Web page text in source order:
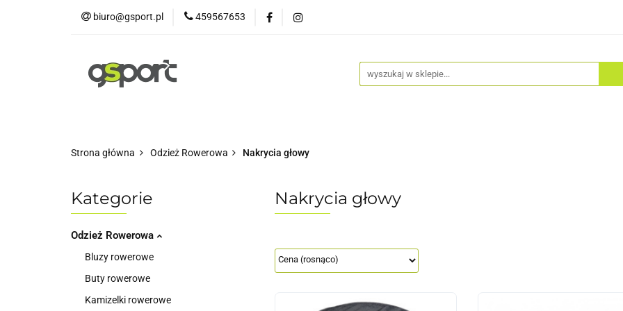
biuro@gsport.pl 459567653
Strona główna Odzież Rowerowa Nakrycia głowy
Kategorie
Odzież Rowerowa
Bluzy rowerowe
Buty rowerowe
Kamizelki rowerowe
Nakrycia głowy